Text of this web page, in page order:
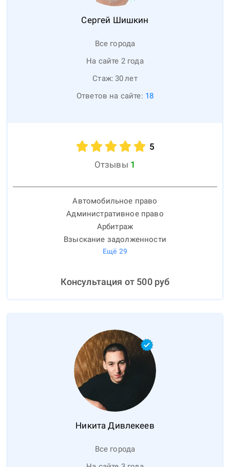
Сергей Шишкин
Все города
На сайте 2 года
Стаж: 30лет
Ответов на сайте: 18
5
Отзывы 1
Автомобильное право
Административное право
Арбитраж
Взыскание задолженности
Ещё 29
Консультация от 500руб
Никита Дивлекеев
Все города